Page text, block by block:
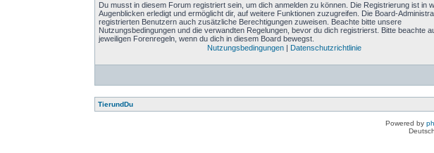
Du musst in diesem Forum registriert sein, um dich anmelden zu können. Die Registrierung ist in
Augenblicken erledigt und ermöglicht dir, auf weitere Funktionen zuzugreifen. Die Board-
registrierten Benutzern auch zusätzliche Berechtigungen zuweisen. Beachte bitte unsere
Nutzungsbedingungen und die verwandten Regelungen, bevor du dich registrierst. Bitte beachte
jeweiligen Forenregeln, wenn du dich in diesem Board bewegst.
Nutzungsbedingungen| Datenschutzrichtlinie
TierundDu
Powered by